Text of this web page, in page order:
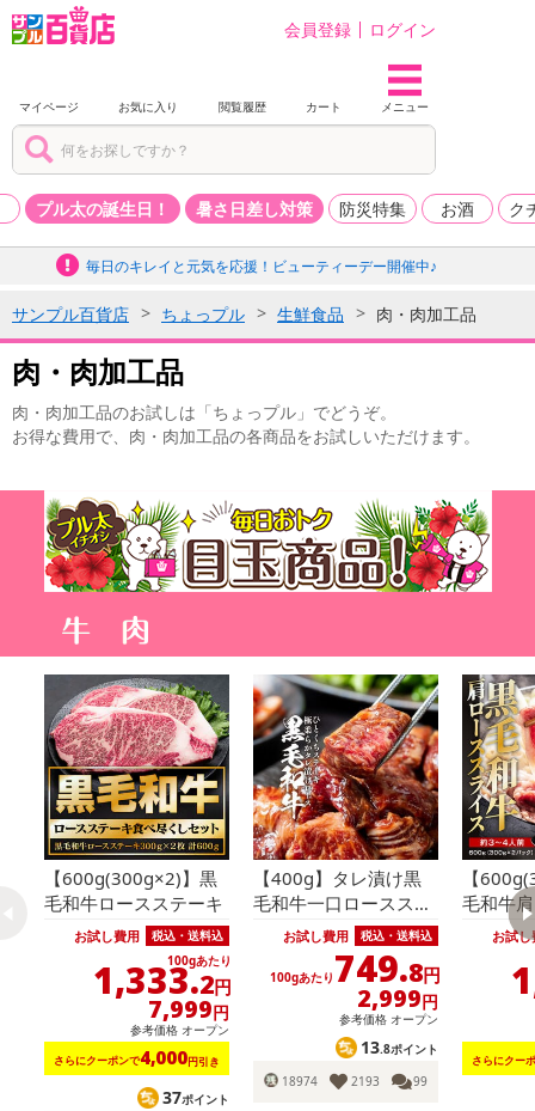
会員登録 ログイン
マイページ お気に入り 閲覧履歴 カート メニュー
プル太の誕生日！ 暑さ日差し対策 防災特集 お酒 ク
毎日のキレイと元気を応援！ビューティーデー開催中♪
サンプル百貨店 ちょっプル 生鮮食品 肉・肉加工品
肉・肉加工品
肉・肉加工品のお試しは「ちょっプル」でどうぞ。
お得な費用で、肉・肉加工品の各商品をお試しいただけます。
【600g(300g×2)】黒
毛和牛ロースステーキ
お試し費用
税込・送料込
100gあたり
1,333.2円
7,999円
参考価格 オープン
さらにクーポンで4,000円引き
37ポイント
【400g】タレ漬け黒
毛和牛一口ロースステ
ーキお試し費用 税込・送料込
100gあたり 749.8円
2,999円
参考価格 オープン
13.8ポイント
18974
2193 99
【
毛和牛
お試し
さらにクー